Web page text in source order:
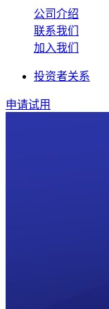
公司介绍
联系我们
加入我们
投资者关系
申请试用